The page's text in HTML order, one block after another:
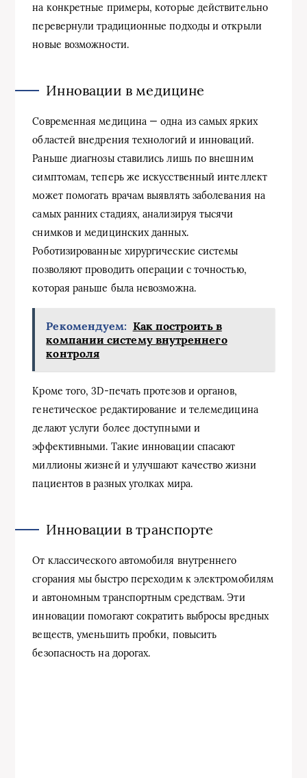
на конкретные примеры, которые действительно
перевернули традиционные подходы и открыли
новые возможности.
Инновации в медицине
Современная медицина — одна из самых ярких
областей внедрения технологий и инноваций.
Раньше диагнозы ставились лишь по внешним
симптомам, теперь же искусственный интеллект
может помогать врачам выявлять заболевания на
самых ранних стадиях, анализируя тысячи
снимков и медицинских данных.
Роботизированные хирургические системы
позволяют проводить операции с точностью,
которая раньше была невозможна.
Рекомендуем: Как построить в
компании систему внутреннего
контроля
Кроме того, 3D-печать протезов и органов,
генетическое редактирование и телемедицина
делают услуги более доступными и
эффективными. Такие инновации спасают
миллионы жизней и улучшают качество жизни
пациентов в разных уголках мира.
Инновации в транспорте
От классического автомобиля внутреннего
сгорания мы быстро переходим к электромобилям
и автономным транспортным средствам. Эти
инновации помогают сократить выбросы вредных
веществ, уменьшить пробки, повысить
безопасность на дорогах.